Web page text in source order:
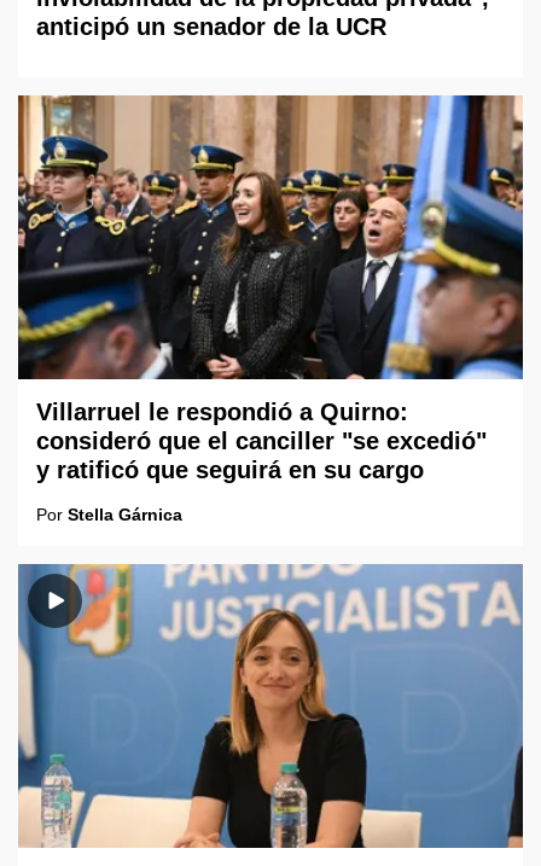
anticipó un senador de la UCR
Villarruel le respondió a Quirno:
consideró que el canciller "se excedió"
y ratificó que seguirá en su cargo
Por Stella Gárnica